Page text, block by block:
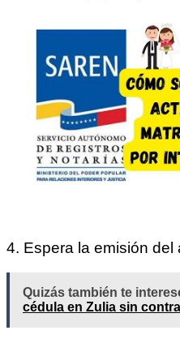
4. Espera la emisión del
Quizás también te
cédula en Zulia sin